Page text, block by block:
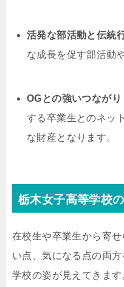
活発な部活動と伝統
な成長を促す部活動
OGとの強いつながり
する卒業生とのネッ
な財産となります。
栃木女子高等学校
在校生や卒業生から寄
い点、気になる点の両
学校の姿が見えてきます